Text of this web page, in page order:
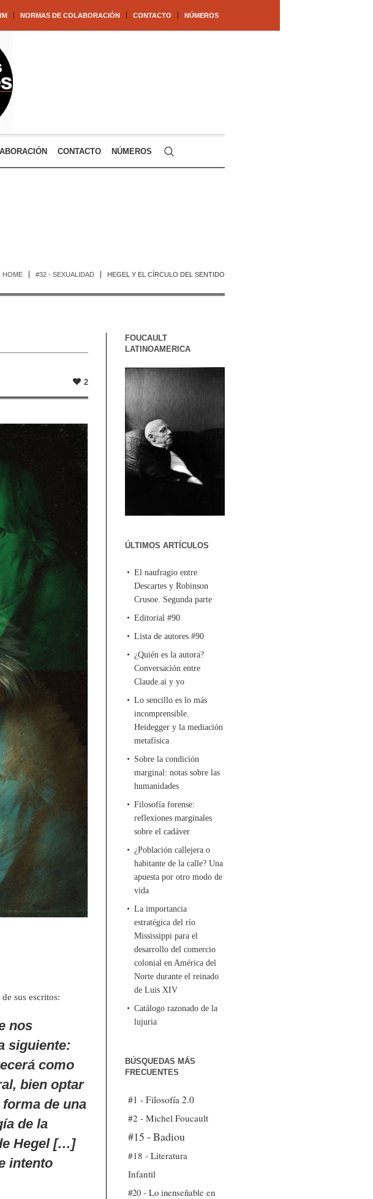
NORMAS DE COLABORACIÓN CONTACTO NÚMEROS
CONTACTO NÚMEROS
HOME #32 - SEXUALIDAD HEGEL Y EL CÍRCULO DEL SENTIDO
2
sus escritos:
nos
siguiente:
como
bien optar
de una
de la
Hegel […]
intento
FOUCAULT
LATINOAMERICA
ÚLTIMOS ARTÍCULOS
El naufragio entre
Descartes y Robinson
Crusoe. Segunda parte
Editorial #90
Lista de autores #90
¿Quién es la autora?
Conversación entre
Claude.ai y yo
Lo sencillo es lo más
incomprensible.
Heidegger y la mediación
metafísica
Sobre la condición
marginal: notas sobre las
humanidades
Filosofía forense:
reflexiones marginales
sobre el cadáver
¿Población callejera o
habitante de la calle? Una
apuesta por otro modo de
vida
La importancia
estratégica del río
Mississippi para el
desarrollo del comercio
colonial en América del
Norte durante el reinado
de Luis XIV
Catálogo razonado de la
lujuria
BÚSQUEDAS MÁS
FRECUENTES
#1 - Filosofía 2.0
#2 - Michel Foucault
#15 - Badiou
#18 - Literatura
Infantil
#20 - Lo inenseñable en